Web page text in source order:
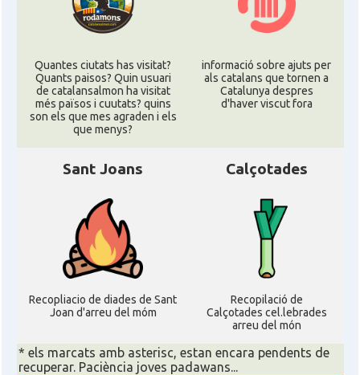
Quantes ciutats has visitat?
Quants paisos? Quin usuari
de catalansalmon ha visitat
més països i cuutats? quins
son els que mes agraden i els
que menys?
informació sobre ajuts per
als catalans que tornen a
Catalunya despres
d'haver viscut fora
Sant Joans
Recopliacio de diades de Sant
Joan d'arreu del móm
Calçotades
Recopilació de
Calçotades cel.lebrades
arreu del món
* els marcats amb asterisc, estan encara pendents de
recuperar. Paciència joves padawans...